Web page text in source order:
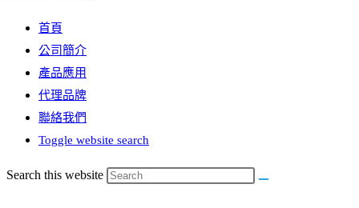
首頁
公司簡介
產品應用
代理品牌
聯絡我們
Toggle website search
Search this website